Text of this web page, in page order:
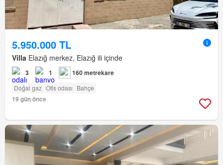
5.950.000 TL
Villa Elazığ merkez, Elazığ ili içinde
3 1 160 metrekare
Doğal gaz Ofis odası Bahçe
19 gün önce